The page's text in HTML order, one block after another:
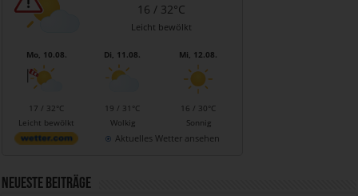
16 / 32°C
Leicht bewölkt
Mo, 10.08.
17 / 32°C
Leicht bewölkt
Di, 11.08.
19 / 31°C
Wolkig
Mi, 12.08.
16 / 30°C
Sonnig
Aktuelles Wetter ansehen
Neueste Beiträge